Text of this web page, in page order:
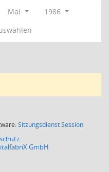
Mai
1986
SitzungsdienstSession(Wird in
GmbH